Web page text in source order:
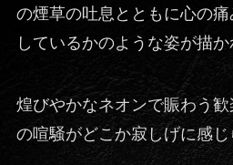
の煙草の吐息とともに心の
しているかのような姿が描か
煌びやかなネオンで賑わう
の喧騒がどこか寂しげに感じ